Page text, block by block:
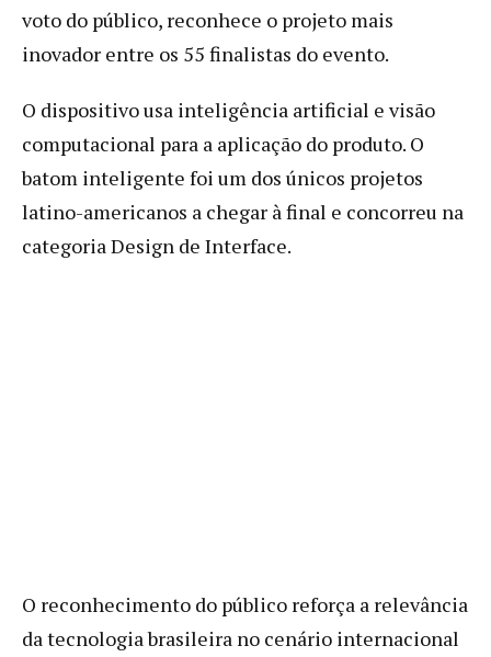
voto do público, reconhece o projeto mais
inovador entre os 55 finalistas do evento.
O dispositivo usa inteligência artificial e visão
computacional para a aplicação do produto. O
batom inteligente foi um dos únicos projetos
latino-americanos a chegar à final e concorreu na
categoria Design de Interface.
O reconhecimento do público reforça a relevância
da tecnologia brasileira no cenário internacional